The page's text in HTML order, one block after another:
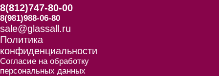
8(812)747-80-00
8(981)988-06-80
sale@glassall.ru
Политика
конфиденциальности
Согласие на обработку
персональных данных